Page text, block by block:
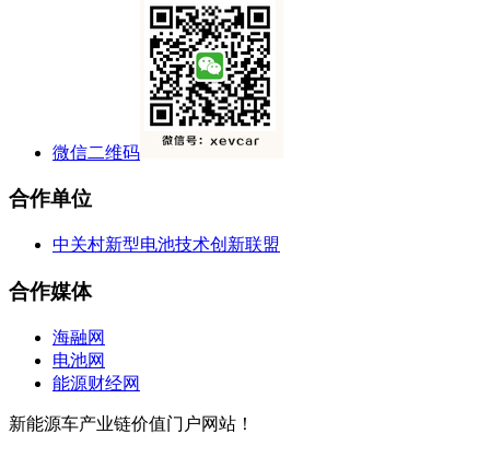
微信二维码
合作单位
中关村新型电池技术创新联盟
合作媒体
海融网
电池网
能源财经网
新能源车产业链价值门户网站！